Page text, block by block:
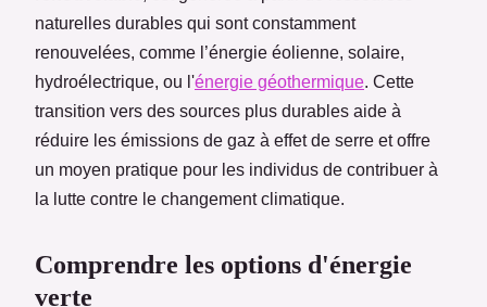
naturelles durables qui sont constamment
renouvelées, comme l’énergie éolienne, solaire,
hydroélectrique, ou l'énergie géothermique. Cette
transition vers des sources plus durables aide à
réduire les émissions de gaz à effet de serre et offre
un moyen pratique pour les individus de contribuer à
la lutte contre le changement climatique.
Comprendre les options d'énergie
verte